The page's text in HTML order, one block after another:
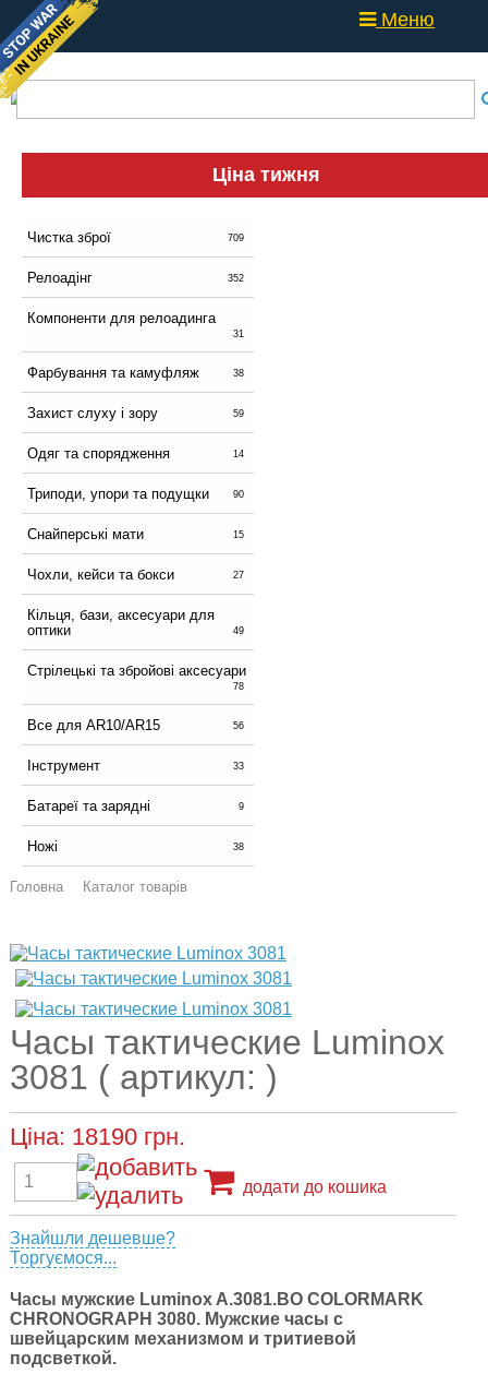
Меню
Ціна тижня
Чистка зброї 709
Релоадінг 352
Компоненти для релоадинга
31
Фарбування та камуфляж 38
Захист слуху і зору 59
Одяг та спорядження 14
Триподи, упори та подущки 90
Снайперські мати 15
Чохли, кейси та бокси 27
Кільця, бази, аксесуари для
оптики
49
Стрілецькі та збройові аксесуари
78
Все для AR10/AR15 56
Інструмент 33
Батареї та зарядні 9
Ножі 38
Головна Каталог товарів
Часы тактические Luminox
3081 ( артикул: )
Ціна: 18190 грн.
додати до кошика
Знайшли дешевше?
Торгуємося...
Часы мужские Luminox A.3081.BO COLORMARK
CHRONOGRAPH 3080. Мужские часы с
швейцарским механизмом и тритиевой
подсветкой.